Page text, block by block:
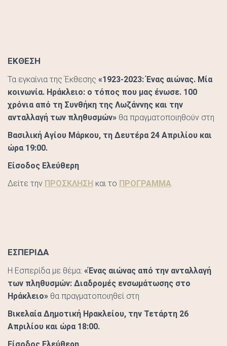
ΕΚΘΕΣΗ
Τα εγκαίνια της Έκθεσης «1923-2023: Ένας αιώνας. Μία
κοινωνία. Ηράκλειο: ο τόπος που μας ένωσε. 100
χρόνια από τη Συνθήκη της Λωζάννης και την
ανταλλαγή των πληθυσμών» θα πραγματοποιηθούν στη
Βασιλική Αγίου Μάρκου, τη Δευτέρα 24 Απριλίου και
ώρα 19:00.
Είσοδος Ελεύθερη
Δείτε την ΠΡΟΣΚΛΗΣΗ και το ΠΡΟΓΡΑΜΜΑ
ΕΣΠΕΡΙΔΑ
Η Εσπερίδα με θέμα: «Ένας αιώνας από την ανταλλαγή
των πληθυσμών: Διαδρομές ενσωμάτωσης στο
Ηράκλειο» θα πραγματοποιηθεί στη
Βικελαία Δημοτική Ηρακλείου, την Τετάρτη 26
Απριλίου και ώρα 18:00.
Είσοδος Ελεύθερη